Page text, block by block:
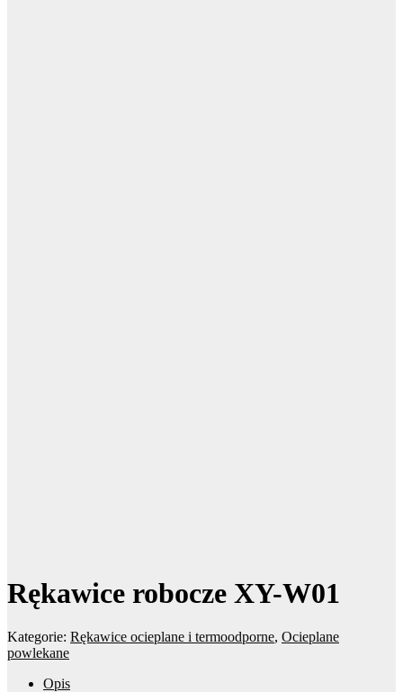
Rękawice robocze XY-W01
Kategorie: Rękawice ocieplane i termoodporne, Ocieplane
powlekane
Opis